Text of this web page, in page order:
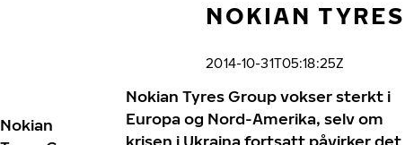
NOKIAN
2014-10-31T05:18:25Z
Nokian
Nokian Tyres Group vokser sterkt i
Europa og Nord-Amerika, selv om
krisen i Ukraina fortsatt påvirker det